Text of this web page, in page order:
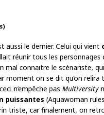
aussi le dernier. Celui qui vient
réunir tous les
mal connaitre le scénariste,
moment on se dit qu’on
n’empêche pas Multiversity
puissantes (Aquawoman
triste, car finalement, on